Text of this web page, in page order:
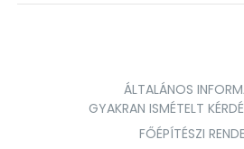
ÁLTALÁNOS
GYAKRAN ISMÉTELT
FŐÉPÍTÉSZI